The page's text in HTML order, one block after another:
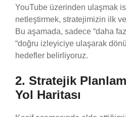
YouTube üzerinden ulaşmak
netleştirmek, stratejimizin ilk
Bu aşamada, sadece “daha
“doğru izleyiciye ulaşarak
hedefler belirliyoruz.
2. Stratejik
Yol Haritası